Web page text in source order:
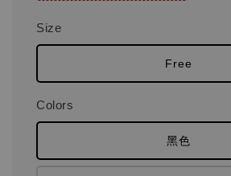
Size
Free
Colors
黑色